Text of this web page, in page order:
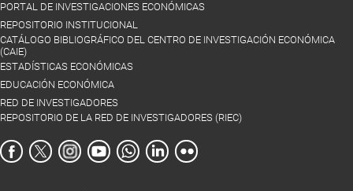
PORTAL DE INVESTIGACIONES ECONÓMICAS
REPOSITORIO INSTITUCIONAL
CATÁLOGO BIBLIOGRÁFICO DEL CENTRO DE INVESTIGACIÓN ECONÓMICA
(CAIE)
ESTADÍSTICAS ECONÓMICAS
EDUCACIÓN ECONÓMICA
RED DE INVESTIGADORES
REPOSITORIO DE LA RED DE INVESTIGADORES (RIEC)